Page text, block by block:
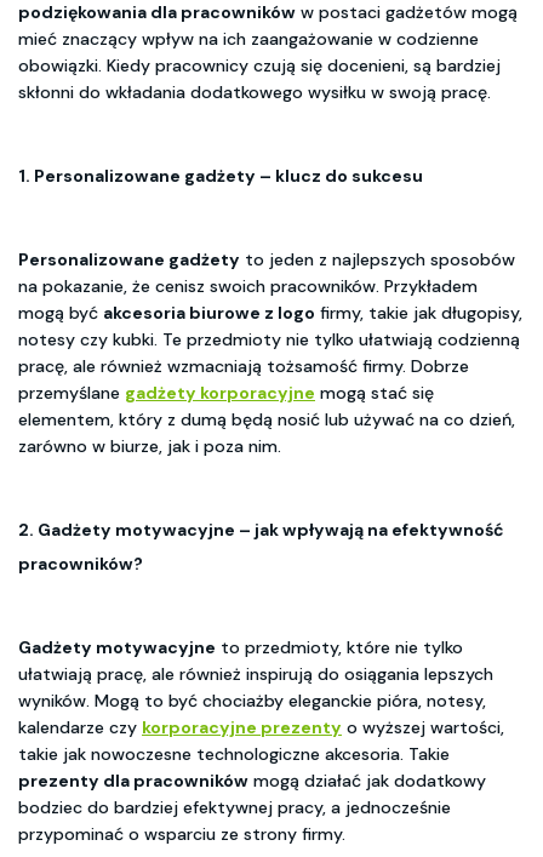
podziękowania dla pracowników w postaci gadżetów mogą
mieć znaczący wpływ na ich zaangażowanie w codzienne
obowiązki. Kiedy pracownicy czują się docenieni, są bardziej
skłonni do wkładania dodatkowego wysiłku w swoją pracę.
1. Personalizowane gadżety – klucz do sukcesu
Personalizowane gadżety to jeden z najlepszych sposobów
na pokazanie, że cenisz swoich pracowników. Przykładem
mogą być akcesoria biurowe z logo firmy, takie jak długopisy,
notesy czy kubki. Te przedmioty nie tylko ułatwiają codzienną
pracę, ale również wzmacniają tożsamość firmy. Dobrze
przemyślane gadżety korporacyjne mogą stać się
elementem, który z dumą będą nosić lub używać na co dzień,
zarówno w biurze, jak i poza nim.
2. Gadżety motywacyjne – jak wpływają na efektywność
pracowników?
Gadżety motywacyjne to przedmioty, które nie tylko
ułatwiają pracę, ale również inspirują do osiągania lepszych
wyników. Mogą to być chociażby eleganckie pióra, notesy,
kalendarze czy korporacyjne prezenty o wyższej wartości,
takie jak nowoczesne technologiczne akcesoria. Takie
prezenty dla pracowników mogą działać jak dodatkowy
bodziec do bardziej efektywnej pracy, a jednocześnie
przypominać o wsparciu ze strony firmy.